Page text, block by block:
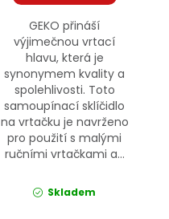
GEKO přináší
výjimečnou vrtací
hlavu, která je
synonymem kvality a
spolehlivosti. Toto
samoupínací sklíčidlo
na vrtačku je navrženo
pro použití s malými
ručními vrtačkami a...
Skladem